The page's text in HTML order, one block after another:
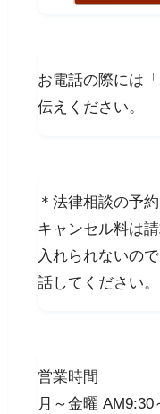
お電話の際には
伝えください。
＊法律相談の予
キャンセル料は
入れられないの
話してください。
営業時間
月～金曜 AM9:30